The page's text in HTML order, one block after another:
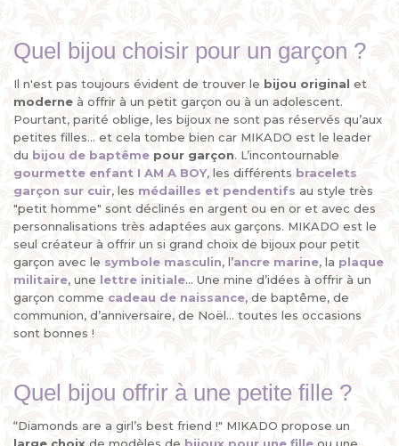
Quel bijou choisir pour un garçon ?
Il n'est pas toujours évident de trouver le bijou original et
moderne à offrir à un petit garçon ou à un adolescent.
Pourtant, parité oblige, les bijoux ne sont pas réservés qu’aux
petites filles... et cela tombe bien car MIKADO est le leader
du bijou de baptême pour garçon. L’incontournable
gourmette enfant I AM A BOY, les différents bracelets
garçon sur cuir, les médailles et pendentifs au style très
"petit homme" sont déclinés en argent ou en or et avec des
personnalisations très adaptées aux garçons. MIKADO est le
seul créateur à offrir un si grand choix de bijoux pour petit
garçon avec le symbole masculin, l’ancre marine, la plaque
militaire, une lettre initiale... Une mine d’idées à offrir à un
garçon comme cadeau de naissance, de baptême, de
communion, d’anniversaire, de Noël... toutes les occasions
sont bonnes !
Quel bijou offrir à une petite fille ?
“Diamonds are a girl’s best friend !" MIKADO propose un